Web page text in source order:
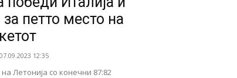
петто место на
07.09.2023 12:35
Летонија со конечни 87:82